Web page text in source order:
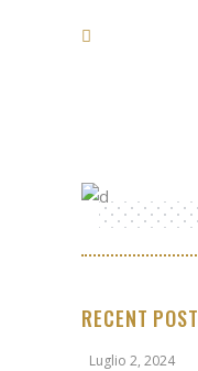
RECENT POST
Luglio 2, 2024